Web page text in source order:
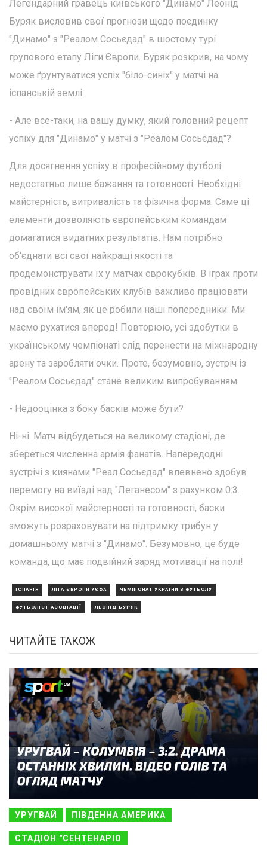
Легендарний гравець київського "Динамо" Леонід
Буряк висловив свої прогнози щодо поєдинку
"Динамо" з "Реалом Сосьєдад" в шостому турі
групового етапу Ліги Європи. Буряк розкрив, на чому
може ґрунтуватися успіх "біло-синіх" у матчі на
іспанській землі.
- Але все-таки, на вашу думку, який головний рецепт
успіху для "Динамо" у матчі з "Реалом Сосьєдад"?
Для досягнення успіху в професійному футболі
недостатньо лише бажання та готовності. Необхідні
майстерність, витривалість та фізична форма. Саме ці
елементи дозволяють європейським командам
домагатися видатних результатів. Нам потрібно
об'єднати всі свої найкращі якості та
продемонструвати їх у матчах єврокубків. В іграх проти
провідних європейських клубів важливо працювати
над своїм ім'ям, як це робили наші попередники. Ми
маємо рухатися вперед! Повторюю, усі здобутки в
українському чемпіонаті слід перенести на міжнародну
арену та заробляти очки. Проте, безумовно, зустріч із
"Реалом Сосьєдад" стане великим випробуванням.
- Недооцінка з боку басків може бути?
Ні-ні. Матч відбудеться на великому стадіоні, де
збереться численна армія фанатів. Напередодні
зустрічі з киянами "Реал Сосьєдад" впевнено здобув
перемогу на виїзді над "Леганесом" з рахунком 0:3.
Окрім високої майстерності та готовності, баски
зможуть розраховувати на підтримку трибун у
домашньому матчі з "Динамо". Безумовно, це буде
команда, що має подвійний заряд мотивації на полі!
ІСПАНІЯ ЛІГА ЄВРОПИ УЄФА ЧЕМПІОНАТ УКРАЇНИ З ФУТБОЛУ
ФУТБОЛІСТ АСОЦІАЦІЇ ЛЕОНІД БУРЯК
ЧИТАЙТЕ ТАКОЖ
УРУГВАЙ ПІВДЕННА АМЕРИКА
СТАДІОН "СЕНТЕНАРІО